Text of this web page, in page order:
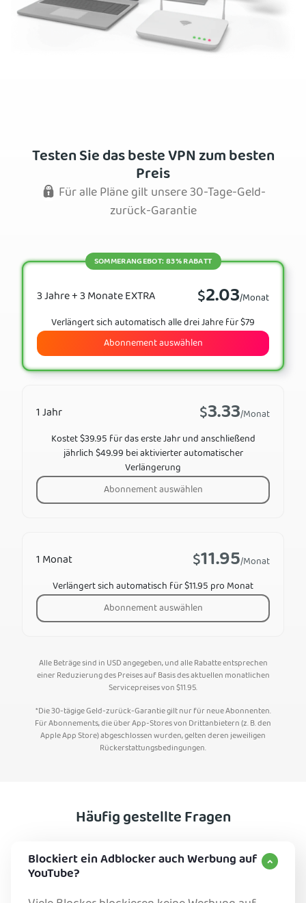
Testen Sie das beste VPN zum besten
Preis
Für alle Pläne gilt unsere 30-Tage-Geld-
zurück-Garantie
1 Monat $11.95/Monat
Verlängert sich automatisch für $11.95 pro Monat
Abonnement auswählen
3 Jahre + 3 Monate EXTRA $2.03/Monat
SOMMERANGEBOT: 83% RABATT
Verlängert sich automatisch alle drei Jahre für $79
Abonnement auswählen
1 Jahr $3.33/Monat
Kostet $39.95 für das erste Jahr und anschließend
jährlich $49.99 bei aktivierter automatischer
Verlängerung
Abonnement auswählen
Alle Beträge sind in USD angegeben, und alle Rabatte entsprechen
einer Reduzierung des Preises auf Basis des aktuellen monatlichen
Servicepreises von$11.95.
*Die 30-tägige Geld-zurück-Garantie gilt nur für neue Abonnenten.
Für Abonnements, die über App-Stores von Drittanbietern (z. B. den
Apple App Store) abgeschlossen wurden, gelten deren jeweiligen
Rückerstattungsbedingungen.
Häufig gestellte Fragen
Blockiert ein Adblocker auch Werbung auf
YouTube?